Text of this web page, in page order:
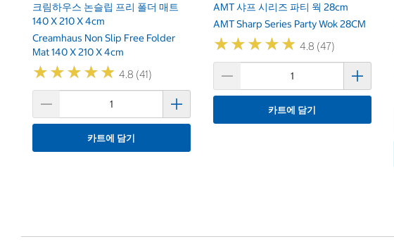
크림하우스 논슬립 프리 폴더 매트
140 X 210 X 4cm
Creamhaus Non Slip Free Folder
Mat 140 X 210 X 4cm
★★★★★
★★★★★ 4.8 (41)
카트에 담기
AMT 샤프 시리즈 파티 웍 28cm
AMT Sharp Series Party Wok 28CM
★★★★★
★★★★★ 4.8 (47)
카트에 담기